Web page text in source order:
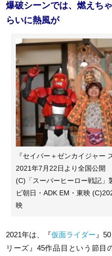
爆破シーンでは、燃えち
らいに熱風が
『セイバー＋ゼンカイジャー
2021年7月22日より全国公開
(C)「スーパーヒーロー戦記」
ビ朝日・ADK EM・東映
映
2021年は、『仮面ライダー 』
リーズ』45作品目という節目